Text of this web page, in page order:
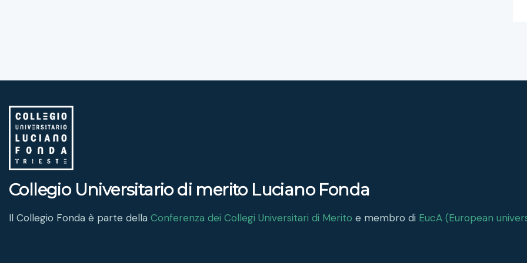
Collegio Universitario di merito Luciano Fonda
Il Collegio Fonda è parte della Conferenza dei Collegi Universitari di Merito e membro di EucA (European